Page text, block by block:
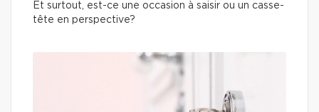
Et surtout, est-ce une occasion à saisir ou un casse-
tête en perspective?